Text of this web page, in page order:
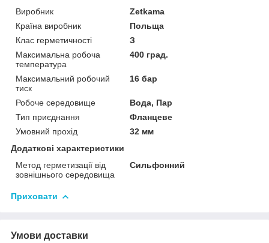
Виробник
Zetkama
Країна виробник
Польща
Клас герметичності
З
Максимальна робоча
температура
400 град.
Максимальний робочий
тиск
16 бар
Робоче середовище
Вода, Пар
Тип приєднання
Фланцеве
Умовний прохід
32 мм
Додаткові характеристики
Метод герметизації від
зовнішнього середовища
Сильфонний
Приховати
Умови доставки